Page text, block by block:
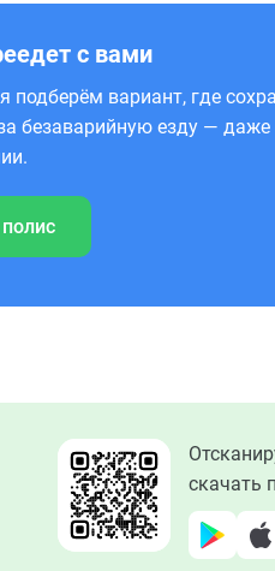
с вами
подберём вариант, где
безаварийную езду — даже
скачать